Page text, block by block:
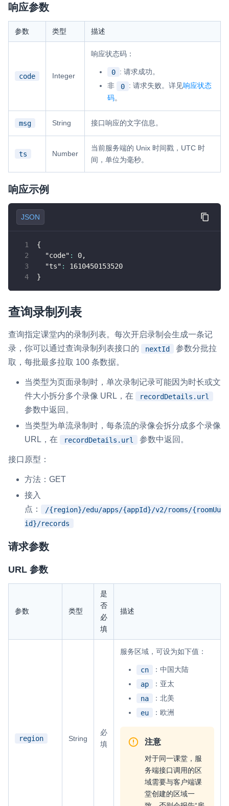
响应参数
参数 类型 描述
code Integer
响应状态码：
0 : 请求成功。
非
0 : 请求失败。详见响应状态
码。
msg String 接口响应的文字信息。
ts Number
当前服务端的 Unix 时间戳，UTC 时
间，单位为毫秒。
响应示例
JSON
{
"code" : 0,
"ts" :
1610450153520
}
查询录制列表
查询指定课堂内的录制列表。每次开启录制会生成一条记
录，你可以通过查询录制列表接口的
nextId
参数分批拉
取，每批最多拉取 100 条数据。
当类型为页面录制时，单次录制记录可能因为时长或文
件大小拆分多个录像 URL，在
recordDetails.url
参数中返回。
当类型为单流录制时，每条流的录像会拆分成多个录像
URL，在
recordDetails.url 参数中返回。
接口原型：
方法：GET
接入
点：
/{region}/edu/apps/{appId}/v2/rooms/{roomUu
id}/records
请求参数
URL 参数
参数 类型
是
否
必
填
描述
region String
必
填
服务区域，可设为如下值：
cn
：中国大陆
ap
：亚太
na
：北美
eu
：欧洲
注意
对于同一课堂，服
务端接口调用的区
域需要与客户端课
堂创建的区域一